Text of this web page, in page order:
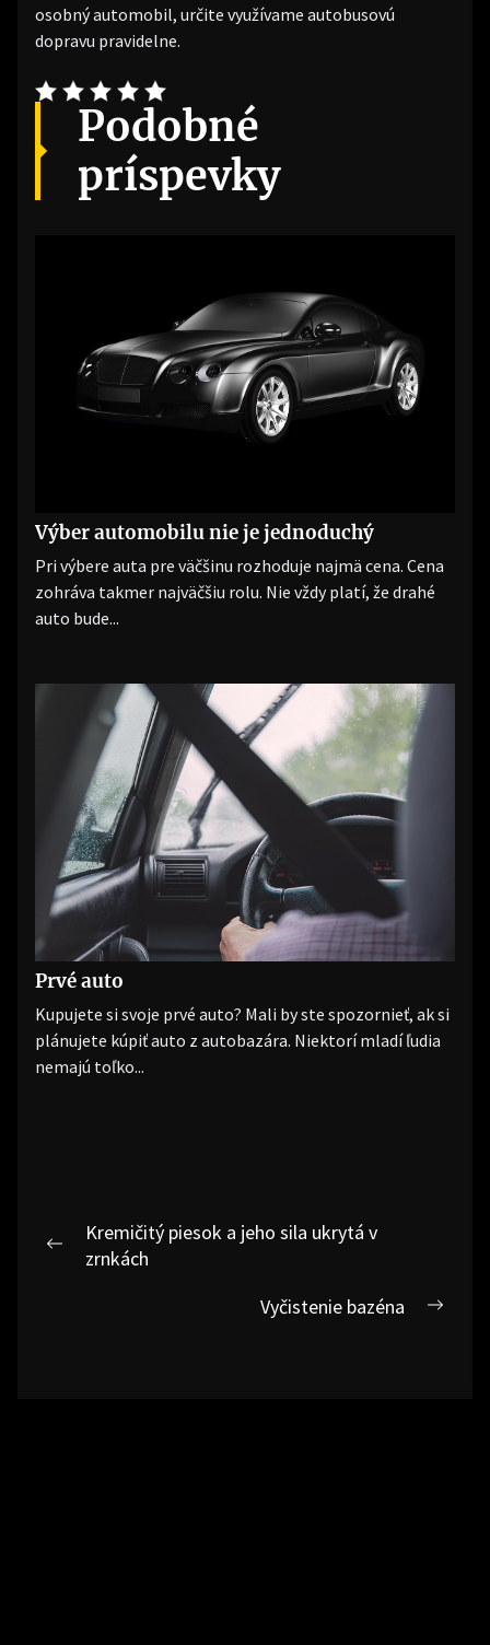
osobný automobil, určite využívame autobusovú
dopravu pravidelne.
Podobné
príspevky
Výber automobilu nie je jednoduchý
Pri výbere auta pre väčšinu rozhoduje najmä cena. Cena
zohráva takmer najväčšiu rolu. Nie vždy platí, že drahé
auto bude...
Prvé auto
Kupujete si svoje prvé auto? Mali by ste spozornieť, ak si
plánujete kúpiť auto z autobazára. Niektorí mladí ľudia
nemajú toľko...
Navigace
pro
Previous
Kremičitý piesok a jeho sila ukrytá v
zrnkách
Vyčistenie bazéna